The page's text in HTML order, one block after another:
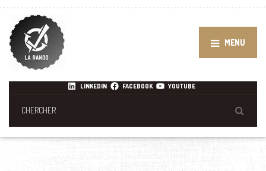
MENU
LINKEDIN FACEBOOK YOUTUBE